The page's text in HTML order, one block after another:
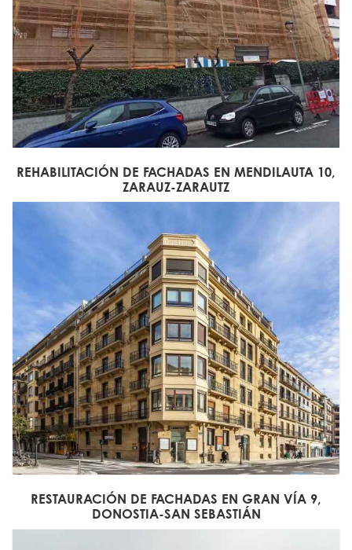
REHABILITACIÓN DE FACHADAS EN MENDILAUTA 10,
ZARAUZ-ZARAUTZ
RESTAURACIÓN DE FACHADAS EN GRAN VÍA 9,
DONOSTIA-SAN SEBASTIÁN